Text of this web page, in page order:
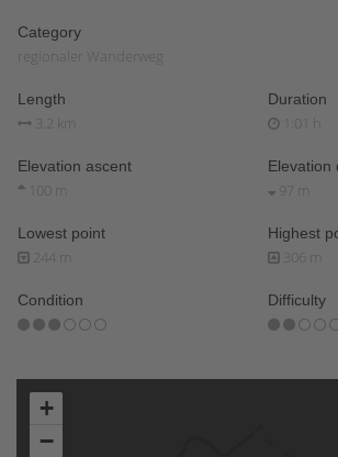
Category
regionaler Wanderweg
Length
3.2 km
Duration
1:01 h
Elevation ascent
100 m
Elevation
97 m
Lowest point
244 m
Highest
306 m
Condition Difficulty
+
−